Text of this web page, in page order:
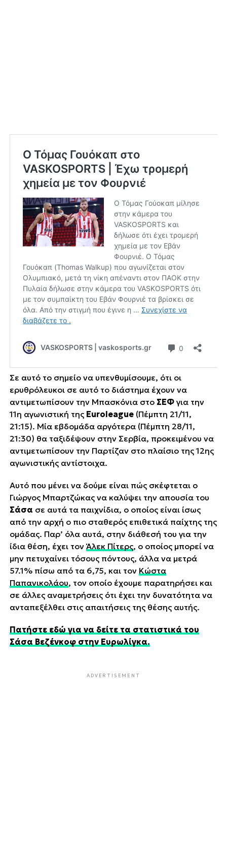
Σε αυτό το σημείο να υπενθυμίσουμε, ότι οι
ερυθρόλευκοι σε αυτό το διάστημα έχουν να
αντιμετωπίσουν την Μπασκόνια στο ΣΕΦ για την
11η αγωνιστική της Euroleague (Πέμπτη 21/11,
21:15). Μία εβδομάδα αργότερα (Πέμπτη 28/11,
21:30) θα ταξιδέψουν στην Σερβία, προκειμένου να
αντιμετωπίσουν την Παρτίζαν στο πλαίσιο της 12ης
αγωνιστικής αντίστοιχα.
Αυτό που μένει να δούμε είναι πώς σκέφτεται ο
Γιώργος Μπαρτζώκας να καλύψει την απουσία του
Σάσα σε αυτά τα παιχνίδια, ο οποίος είναι ίσως
από την αρχή ο πιο σταθερός επιθετικά παίχτης της
ομάδας. Παρ’ όλα αυτά, στην διάθεσή του για την
ίδια θέση, έχει τονΆλεκ Πίτερς, ο οποίος μπορεί να
μην πετυχαίνει τόσους πόντους, άλλα να μετρά
57.1% πίσω από τα 6,75, και τον Κώστα
Παπανικολάου, τον οποίο έχουμε παρατηρήσει και
σε άλλες αναμετρήσεις ότι έχει την δυνατότητα να
ανταπεξέλθει στις απαιτήσεις της θέσης αυτής.
Πατήστε εδώ για να δείτε τα στατιστικά του
Σάσα Βεζένκοφ στην Ευρωλίγκα.
ADVERTISEMENT